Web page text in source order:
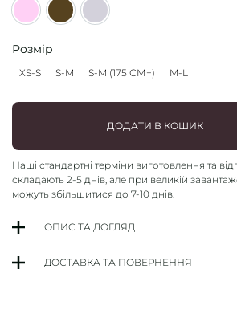
BarbieChocolate
Teddy
Розмір
XS-S
XS-S
S-M
S-M
S-M (175 СМ+)
S-M (TALL)
M-L
M-L
ДОДАТИ В КОШИК
Наші стандартні терміни виготовлення та
складають 2-5 днів, але при великій
можуть збільшитися до 7-10 днів.
ОПИС ТА ДОГЛЯД
ДОСТАВКА ТА ПОВЕРНЕННЯ